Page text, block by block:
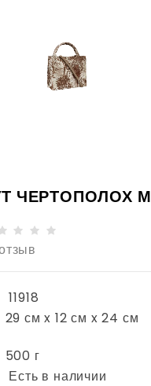
ЧЕРТОПОЛОХ М
11918
29 см x 12 см x 24 см
500 г
Есть в наличии